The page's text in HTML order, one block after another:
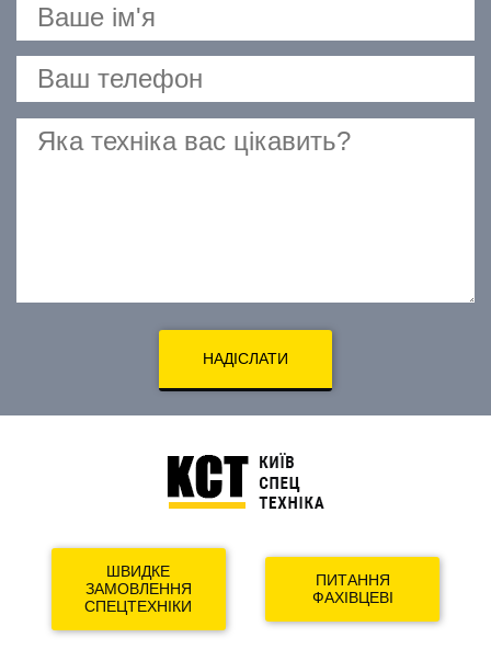
НАДІСЛАТИ
ШВИДКЕ
ЗАМОВЛЕННЯ
СПЕЦТЕХНІКИ
ПИТАННЯ
ФАХІВЦЕВІ